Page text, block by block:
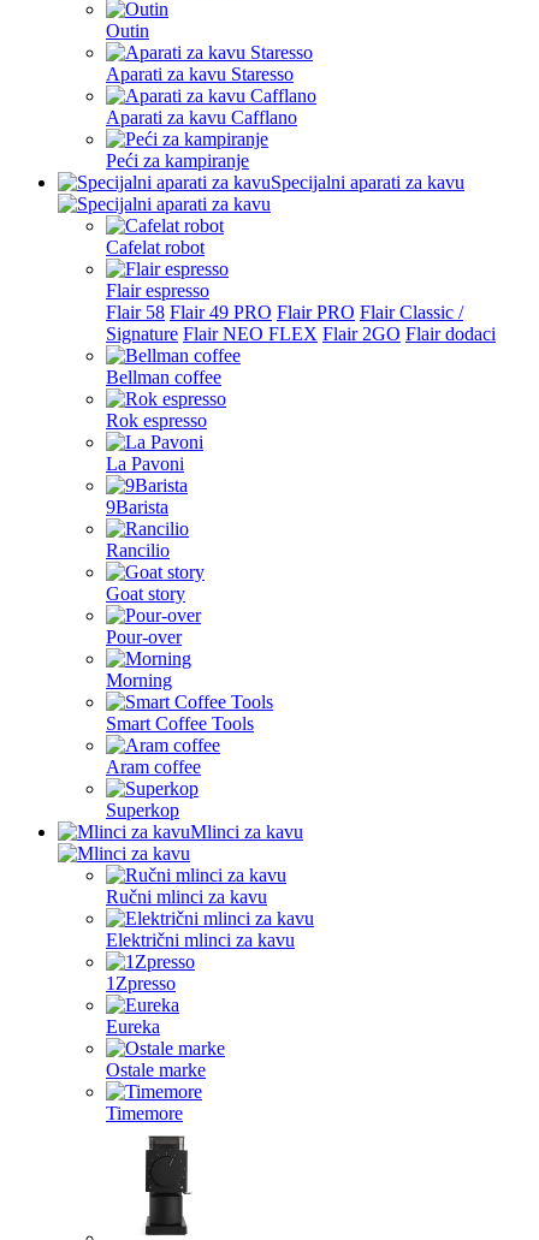
Outin
Aparati za kavu Staresso
Aparati za kavu Cafflano
Peći za kampiranje
Specijalni aparati za kavu
Cafelat robot
Flair espresso
Flair 58 Flair 49 PRO Flair PRO Flair Classic /
Signature Flair NEO FLEX Flair 2GO Flair dodaci
Bellman coffee
Rok espresso
La Pavoni
9Barista
Rancilio
Goat story
Pour-over
Morning
Smart Coffee Tools
Aram coffee
Superkop
Mlinci za kavu
Ručni mlinci za kavu
Električni mlinci za kavu
1Zpresso
Eureka
Ostale marke
Timemore